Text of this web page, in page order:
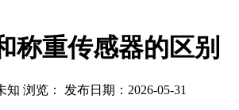
称重传感器的区别
知 浏览： 发布日期：2026-05-31